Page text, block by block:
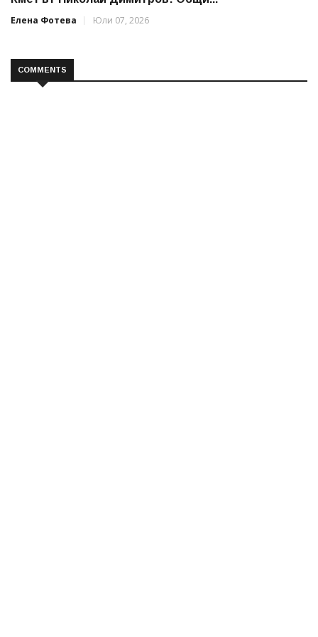
Елена Фотева
Юли 07, 2026
COMMENTS